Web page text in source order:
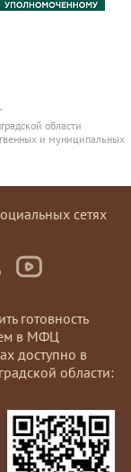
области
и муниципальных
сетях
готовность
в МФЦ
доступно в
области: